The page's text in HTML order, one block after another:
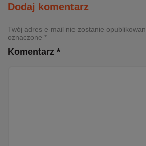
Dodaj komentarz
Twój adres e-mail nie zostanie
oznaczone *
Komentarz *